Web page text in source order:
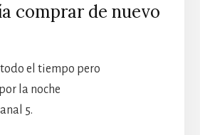
comprar de nuevo
el tiempo pero
la noche
5.